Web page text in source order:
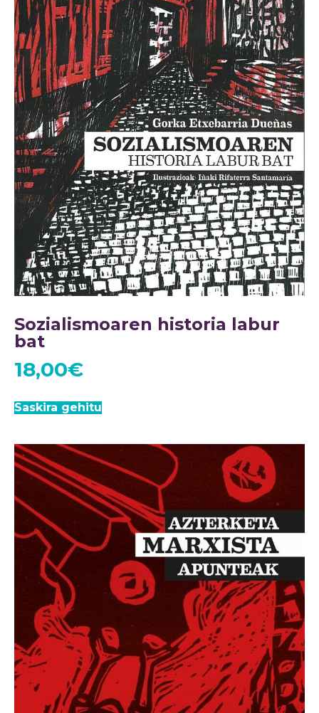
Sozialismoaren historia labur
bat
18,00€
Saskira gehitu